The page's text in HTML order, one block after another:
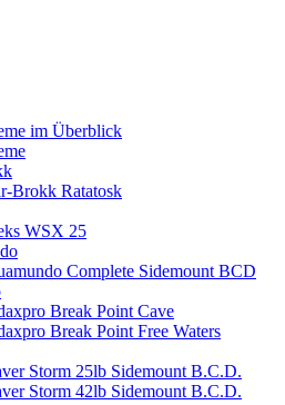
im Überblick
Brokk Ratatosk
WSX 25
Complete Sidemount BCD
Break Point Cave
Break Point Free Waters
Storm 25lb Sidemount B.C.D.
Storm 42lb Sidemount B.C.D.